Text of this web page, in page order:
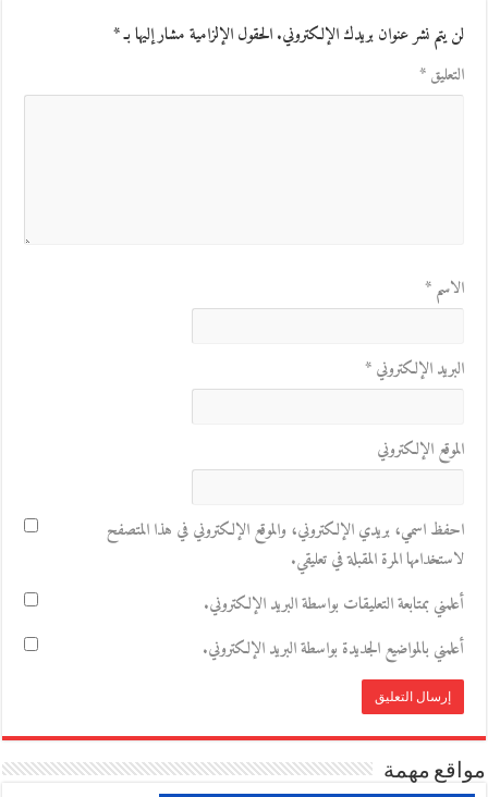
لن يتم نشر عنوان بريدك الإلكتروني.الحقول الإلزامية مشار إليها بـ*
التعليق*
الاسم*
البريد الإلكتروني*
الموقع الإلكتروني
احفظ اسمي، بريدي الإلكتروني، والموقع الإلكتروني في هذا المتصفح
لاستخدامها المرة المقبلة في تعليقي.
أعلمني بمتابعة التعليقات بواسطة البريد الإلكتروني.
أعلمني بالمواضيع الجديدة بواسطة البريد الإلكتروني.
مواقع مهمة